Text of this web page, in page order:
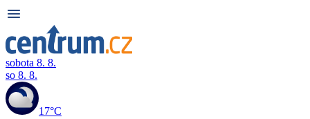
sobota 8. 8.
so 8. 8.
17°C